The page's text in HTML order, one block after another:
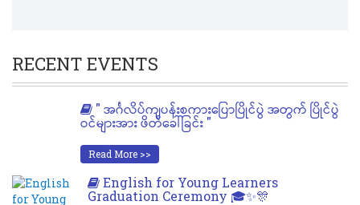
RECENT EVENTS
" အင်္ဂလိပ်ကျပန်းစကားပြောပြိုင်ပွဲ အတွက် ပြိုင်ပွဲ
ဝင်များအား ဖိတ်ခေါ်ခြင်း "
Read More >>
English for Young Learners
Graduation Ceremony 🎓✨🎊